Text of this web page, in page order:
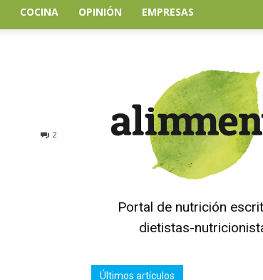
COCINA OPINIÓN EMPRESAS
2
Portal de nutrición
dietistas-
Últimos artículos